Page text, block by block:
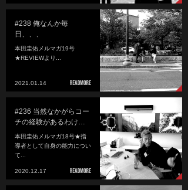
#238 俺なんか毎
日、、、
本田圭佑メルマガ19号
★REVIEWより...
2021.01.14
#236 当然なかがらコー
チの経験があるわけ…
本田圭佑メルマガ18号★指
導者として自身の能力につい
て...
2020.12.17